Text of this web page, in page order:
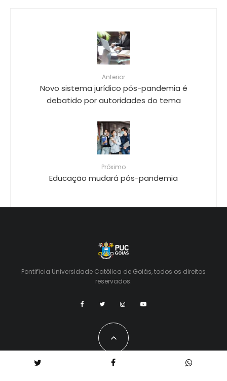
Anterior
Novo sistema jurídico pós-pandemia é
debatido por autoridades do tema
Próximo
Educação mudará pós-pandemia
Pontifícia Universidade Católica de Goiás, todos os direitos
reservados.